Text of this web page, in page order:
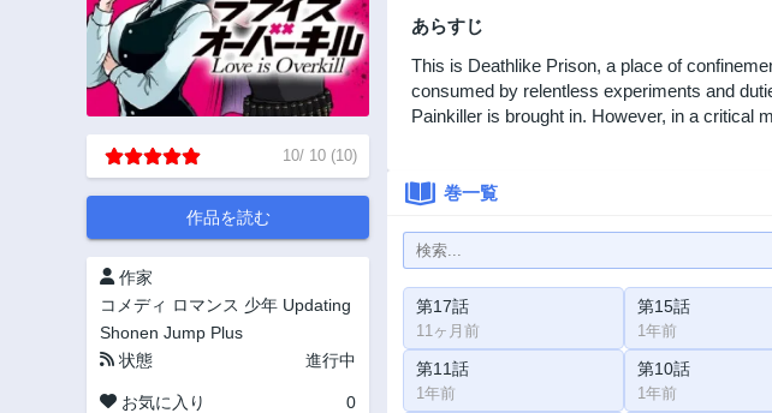
10/ 10 (10)
作品を読む
作家
コメディ ロマンス 少年 Updating
Shonen Jump Plus
状態
進行中
お気に入り 0
あらすじ
This is Deathlike Prison, a place of
consumed by relentless experiments and
Painkiller is brought in. However, in a critical
巻一覧
第17話
11ヶ月前
第15話
1年前
第11話
1年前
第10話
1年前